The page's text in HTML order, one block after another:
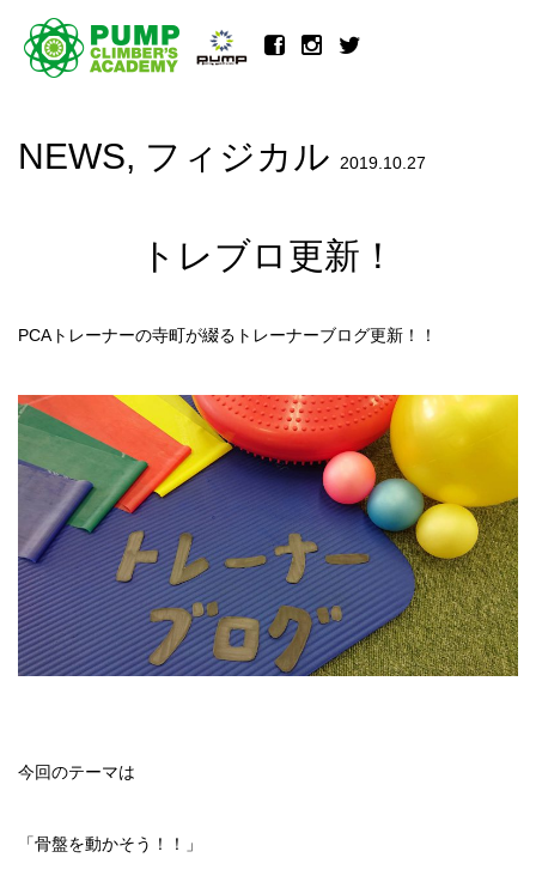
NEWS, フィジカル 2019.10.27
トレブロ更新！
PCAトレーナーの寺町が綴るトレーナーブログ更新！！
今回のテーマは
「骨盤を動かそう！！」